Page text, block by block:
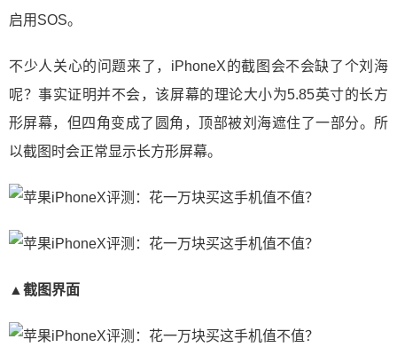
启用SOS。
不少人关心的问题来了，iPhoneX的截图会不会缺了个刘海
呢？事实证明并不会，该屏幕的理论大小为5.85英寸的长方
形屏幕，但四角变成了圆角，顶部被刘海遮住了一部分。所
以截图时会正常显示长方形屏幕。
▲截图界面